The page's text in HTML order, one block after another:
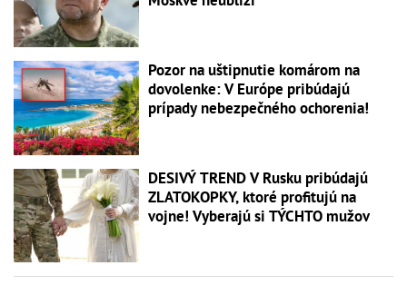
Pozor na uštipnutie komárom na
dovolenke: V Európe pribúdajú
prípady nebezpečného ochorenia!
DESIVÝ TREND V Rusku pribúdajú
ZLATOKOPKY, ktoré profitujú na
vojne! Vyberajú si TÝCHTO mužov